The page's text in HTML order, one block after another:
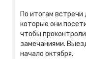
По итогам
которые они
чтобы
замечаниями.
начало октября.